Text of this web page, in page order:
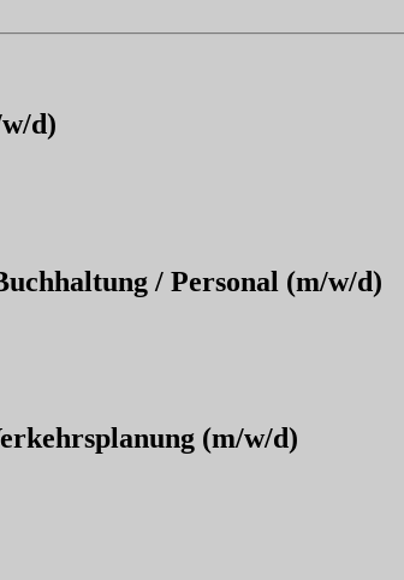
d)
/ Personal (m/w/d)
(m/w/d)